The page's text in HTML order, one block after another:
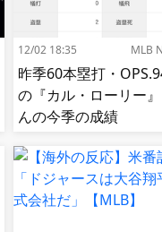
12/02 18:35 MLB
昨季60本塁打・
の『カル・ローリー
んの今季の成績